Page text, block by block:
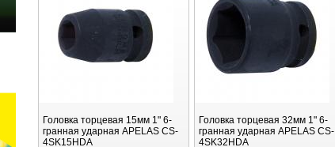
Головка торцевая 15мм 1" 6-
гранная ударная APELAS CS-
4SK15HDA
Головка торцевая 32мм 1" 6-
гранная ударная APELAS CS-
4SK32HDA